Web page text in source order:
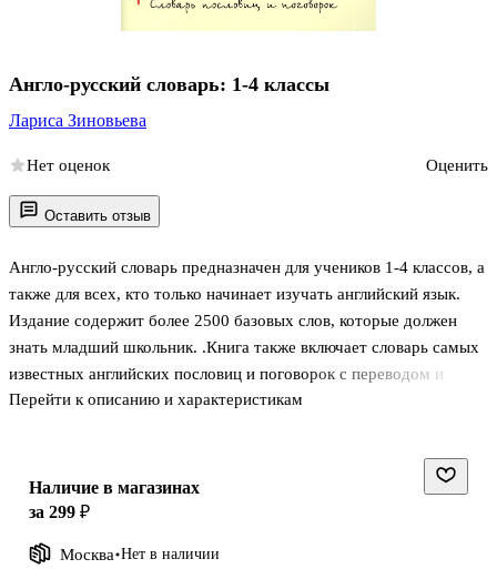
Оставить отзыв
Англо-русский словарь предназначен для учеников 1-4 классов, а
также для всех, кто только начинает изучать английский язык.
Издание содержит более 2500 базовых слов, которые должен
знать младший школьник. .Книга также включает словарь самых
известных английских пословиц и поговорок с переводом и
объяснениями, что поможет эффективно обогатить речь
текстов, написания творческих работ. . .
Перейти к описанию и характеристикам
Англо-русский словарь: 1-4 классы
Лариса Зиновьева
Нет оценок Оценить
Наличие в магазинах
за 299 ₽
Москва Нет в наличии